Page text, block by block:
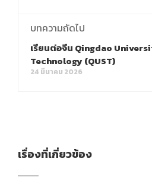
บทความถัดไป
เรียนต่อจีน Qingdao
Technology (QUST)
24 มีนาคม 2026
เรื่องที่เกี่ยวข้อง